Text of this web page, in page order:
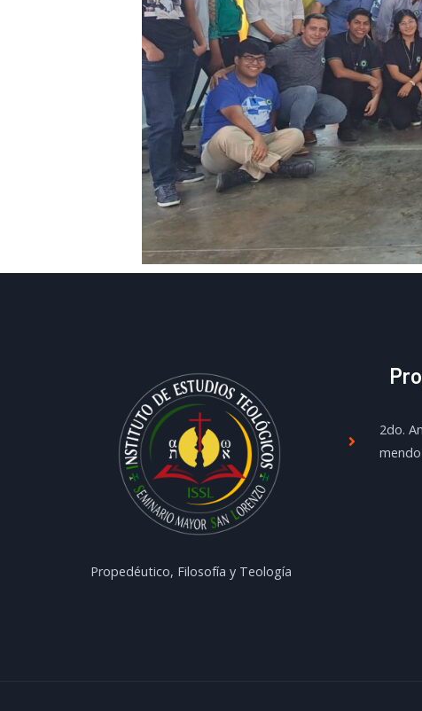
Propedéutico, Filosofía y Teología
2do.